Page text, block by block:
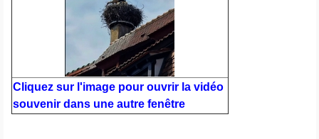
Cliquez sur l'image pour ouvrir la vidéo
souvenir dans une autre fenêtre